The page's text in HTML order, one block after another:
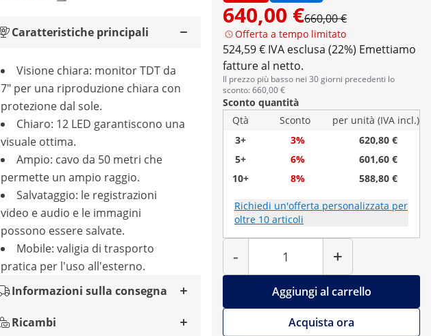
640,00 €660,00 €
Offerta a tempo limitato
524,59 € IVA esclusa (22%) Emettiamo
fatture al netto.
Il prezzo più basso nei 30 giorni precedenti lo
sconto: 660,00 €
Sconto quantità
Qtà
Sconto
per unità (IVA incl.)
3+
3%
620,80 €
5+
6%
601,60 €
10+
8% 588,80 €
Richiedi un'offerta personalizzata per
oltre 10 articoli
-
Quantità
+
Aggiungi al carrello
Acquista ora
Caratteristiche principali
Visione chiara: monitor TDT da
7" per una riproduzione chiara con
protezione dal sole.
Chiaro: 12 LED garantiscono una
visuale ottima.
Ampio: cavo da 50 metri che
permette un ampio raggio.
Salvataggio: le registrazioni
video e audio e le immagini
possono essere salvate.
Mobile: valigia di trasporto
pratica per l'uso all'esterno.
Informazioni sulla consegna
Ricambi